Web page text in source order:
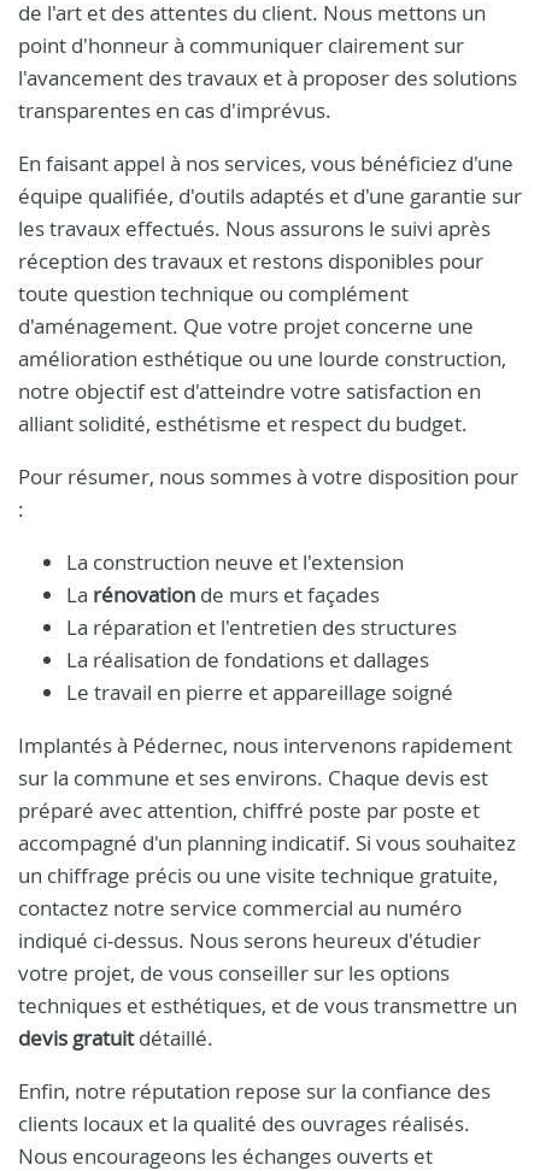
de l'art et des attentes du client. Nous mettons un
point d'honneur à communiquer clairement sur
l'avancement des travaux et à proposer des solutions
transparentes en cas d'imprévus.
En faisant appel à nos services, vous bénéficiez d'une
équipe qualifiée, d'outils adaptés et d'une garantie sur
les travaux effectués. Nous assurons le suivi après
réception des travaux et restons disponibles pour
toute question technique ou complément
d'aménagement. Que votre projet concerne une
amélioration esthétique ou une lourde construction,
notre objectif est d'atteindre votre satisfaction en
alliant solidité, esthétisme et respect du budget.
Pour résumer, nous sommes à votre disposition pour
:
La construction neuve et l'extension
La rénovation de murs et façades
La réparation et l'entretien des structures
La réalisation de fondations et dallages
Le travail en pierre et appareillage soigné
Implantés à Pédernec, nous intervenons rapidement
sur la commune et ses environs. Chaque devis est
préparé avec attention, chiffré poste par poste et
accompagné d'un planning indicatif. Si vous souhaitez
un chiffrage précis ou une visite technique gratuite,
contactez notre service commercial au numéro
indiqué ci-dessus. Nous serons heureux d'étudier
votre projet, de vous conseiller sur les options
techniques et esthétiques, et de vous transmettre un
devis gratuitdétaillé.
Enfin, notre réputation repose sur la confiance des
clients locaux et la qualité des ouvrages réalisés.
Nous encourageons les échanges ouverts et